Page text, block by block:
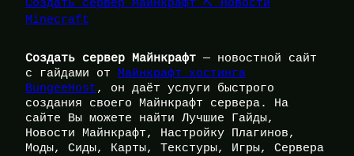
Создать сервер Майнкрафт ⛏️ Новости
Minecraft
Создать сервер Майнкрафт — новостной сайт
с гайдами от Майнкрафт хостинга
BungeeHost, он даёт услуги быстрого
создания своего Майнкрафт сервера. На
сайте Вы можете найти Лучшие Гайды,
Новости Майнкрафт, Настройку Плагинов,
Моды, Сиды, Карты, Текстуры, Игры, Сервера